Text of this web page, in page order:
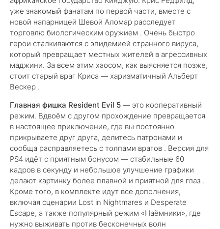
уже знакомый фанатам по первой части, вместе с
новой напарницей Шевой Аломар расследует
торговлю биологическим оружием . Очень быстро
герои сталкиваются с эпидемией странного вируса,
который превращает местных жителей в агрессивных
маджини. За всем этим хаосом, как выясняется позже,
стоит старый враг Криса — харизматичный Альберт
Вескер .
Главная фишка Resident Evil 5 — это кооперативный
режим. Вдвоём с другом прохождение превращается
в настоящее приключение, где вы постоянно
прикрываете друг друга, делитесь патронами и
сообща расправляетесь с толпами врагов . Версия для
PS4 идёт с приятным бонусом — стабильные 60
кадров в секунду и небольшое улучшение графики
делают картинку более плавной и приятной для глаз .
Кроме того, в комплекте идут все дополнения,
включая сценарии Lost in Nightmares и Desperate
Escape, а также популярный режим «Наёмники», где
нужно выживать против бесконечных волн